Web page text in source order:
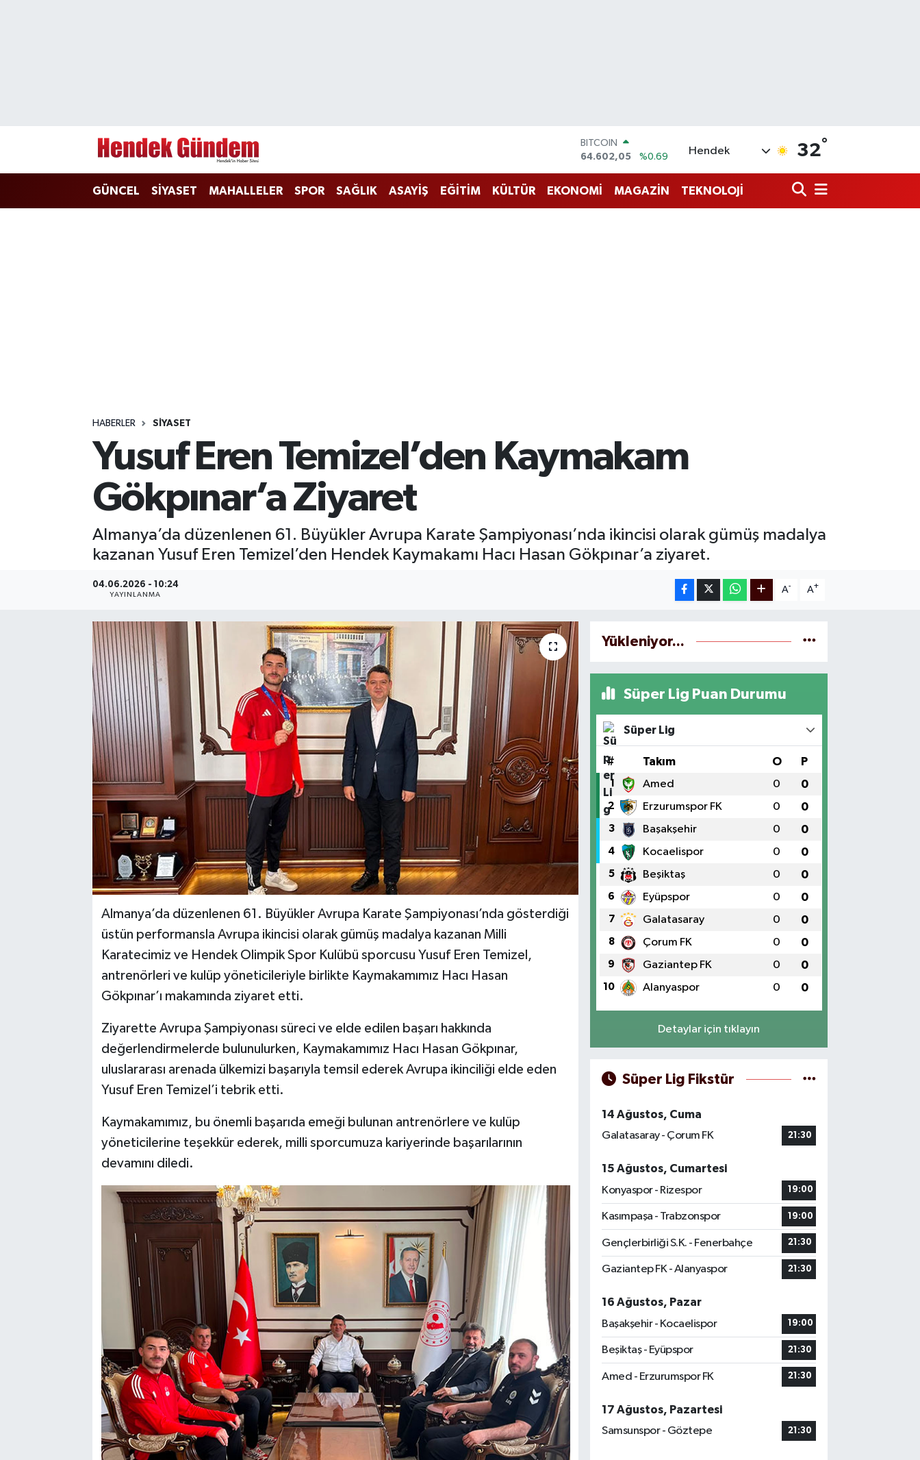
DOLAR
47,5986
%0.06
55,0700
STERLİN
64,2438
%0.21
Hendek 32°
GÜNCEL SİYASET MAHALLELER SPOR SAĞLIK ASAYİŞ EĞİTİM KÜLTÜR EKONOMİ MAGAZİN TEKNOLOJİ
HABERLER SİYASET
Yusuf Eren Temizel’den Kaymakam
Gökpınar’a Ziyaret
Almanya’da düzenlenen 61. Büyükler Avrupa Karate Şampiyonası’nda ikincisi olarak gümüş madalya
kazanan Yusuf Eren Temizel’den Hendek Kaymakamı Hacı Hasan Gökpınar’a ziyaret.
04.06.2026 - 10:24
YAYINLANMA
A- A+
Almanya’da düzenlenen 61. Büyükler Avrupa Karate Şampiyonası’nda gösterdiği
üstün performansla Avrupa ikincisi olarak gümüş madalya kazanan Milli
Karatecimiz ve Hendek Olimpik Spor Kulübü sporcusu Yusuf Eren Temizel,
antrenörleri ve kulüp yöneticileriyle birlikte Kaymakamımız Hacı Hasan
Gökpınar’ı makamında ziyaret etti.
Ziyarette Avrupa Şampiyonası süreci ve elde edilen başarı hakkında
değerlendirmelerde bulunulurken, Kaymakamımız Hacı Hasan Gökpınar,
uluslararası arenada ülkemizi başarıyla temsil ederek Avrupa ikinciliği elde eden
Yusuf Eren Temizel’i tebrik etti.
Kaymakamımız, bu önemli başarıda emeği bulunan antrenörlere ve kulüp
yöneticilerine teşekkür ederek, milli sporcumuza kariyerinde başarılarının
devamını diledi.
Yükleniyor...
Süper Lig Puan Durumu
Süper Lig
# Takım O P
1 Amed 0 0
2 Erzurumspor FK 0 0
3 Başakşehir 0 0
4 Kocaelispor 0 0
5 Beşiktaş 0 0
6 Eyüpspor 0 0
7 Galatasaray 0 0
8 Çorum FK 0 0
9 Gaziantep FK 0 0
10 Alanyaspor 0 0
Detaylar için tıklayın
Süper Lig Fikstür
14 Ağustos, Cuma
Galatasaray - Çorum FK
21:30
15 Ağustos, Cumartesi
Konyaspor - Rizespor
19:00
Kasımpaşa - Trabzonspor 19:00
Gençlerbirliği S.K. - Fenerbahçe 21:30
Gaziantep FK - Alanyaspor 21:30
16 Ağustos, Pazar
Başakşehir - Kocaelispor
19:00
Beşiktaş - Eyüpspor 21:30
Amed - Erzurumspor FK 21:30
17 Ağustos, Pazartesi
Samsunspor - Göztepe
21:30
Sakarya Trafik Yoğunluk Haritası
Süper Lig Puan Durumu ve Fikstür